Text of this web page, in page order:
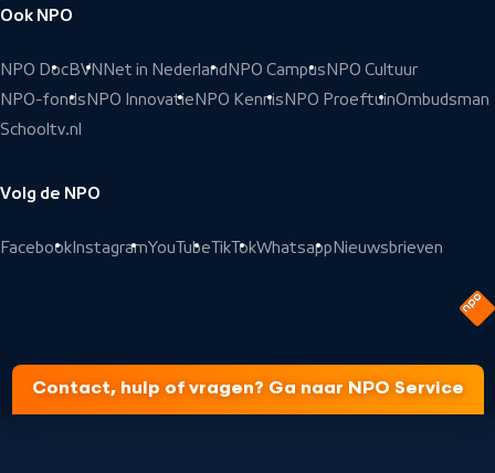
Ook NPO
NPO DocBVN Net in Nederland NPO Campus NPO Cultuur
NPO-fonds NPO Innovatie NPO Kennis NPO ProeftuinOmbudsman
Schooltv.nl
Volg de NPO
Facebook InstagramYouTubeTikTokWhatsapp Nieuwsbrieven
Contact, hulp of vragen? Ga naar NPO Service